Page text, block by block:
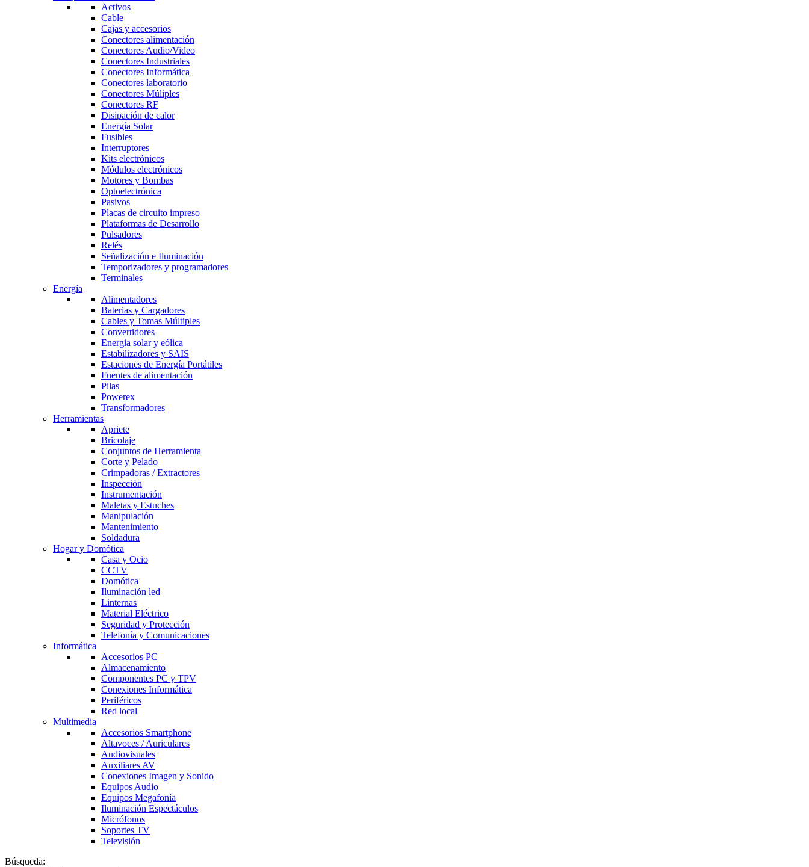
Activos
Cable
Cajas y accesorios
Conectores alimentación
Conectores Audio/Video
Conectores Industriales
Conectores Informática
Conectores laboratorio
Conectores Múliples
Conectores RF
Disipación de calor
Energía Solar
Fusibles
Interruptores
Kits electrónicos
Módulos electrónicos
Motores y Bombas
Optoelectrónica
Pasivos
Placas de circuito impreso
Plataformas de Desarrollo
Pulsadores
Relés
Señalización e Iluminación
Temporizadores y programadores
Terminales
Energía
Alimentadores
Baterias y Cargadores
Cables y Tomas Múltiples
Convertidores
Energia solar y eólica
Estabilizadores y SAIS
Estaciones de Energía Portátiles
Fuentes de alimentación
Pilas
Powerex
Transformadores
Herramientas
Apriete
Bricolaje
Conjuntos de Herramienta
Corte y Pelado
Crimpadoras / Extractores
Inspección
Instrumentación
Maletas y Estuches
Manipulación
Mantenimiento
Soldadura
Hogar y Domótica
Casa y Ocio
CCTV
Domótica
Iluminación led
Linternas
Material Eléctrico
Seguridad y Protección
Telefonía y Comunicaciones
Informática
Accesorios PC
Almacenamiento
Componentes PC y TPV
Conexiones Informática
Periféricos
Red local
Multimedia
Accesorios Smartphone
Altavoces / Auriculares
Audiovisuales
Auxiliares AV
Conexiones Imagen y Sonido
Equipos Audio
Equipos Megafonía
Iluminación Espectáculos
Micrófonos
Soportes TV
Televisión
Búsqueda: